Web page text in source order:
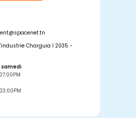
Charguia I 2035 -
samedi